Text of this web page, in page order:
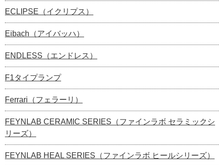
ECLIPSE（イクリプス）
Eibach（アイバッハ）
ENDLESS（エンドレス）
F1タイプランプ
Ferrari（フェラーリ）
FEYNLAB CERAMIC SERIES（ファインラボ セラミックシ
リーズ）
FEYNLAB HEAL SERIES（ファインラボ ヒールシリーズ）